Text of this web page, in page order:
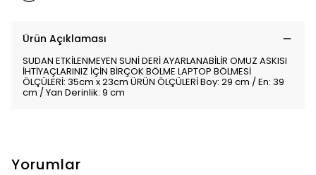
Ürün Açıklaması
SUDAN ETKİLENMEYEN SUNİ DERİ AYARLANABİLİR OMUZ ASKISI
İHTİYAÇLARINIZ İÇİN BİRÇOK BÖLME LAPTOP BÖLMESİ
ÖLÇÜLERİ: 35cm x 23cm ÜRÜN ÖLÇÜLERİ Boy: 29 cm / En: 39
cm / Yan Derinlik: 9 cm
Yorumlar